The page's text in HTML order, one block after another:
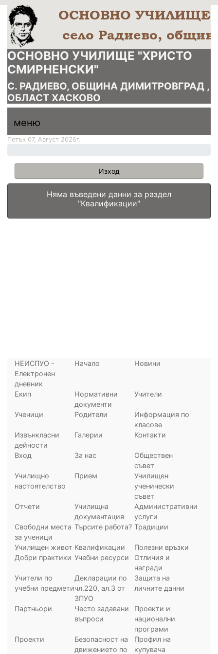
ОСНОВНО УЧИЛИЩЕ "ХРИСТО
СМИРНЕНСКИ"
С. РАДИЕВО, ОБЩИНА ДИМИТРОВГРАД ,
ОБЛАСТ ХАСКОВО
меню горно
меню
меню
Петък 07, Август 2026г.
Изход
Няма въведени данни за раздел
"Квалификации"
НЕИСПУО -
Електронен
дневник
Начало Новини
Екип
Нормативни
документи
Учители
Ученици Родители
Информация по
класове
Извънкласни
дейности
Галерии Контакти
Вход За нас
Обществен
съвет
Училищно
настоятелство
Прием
Училищен
ученически
съвет
Отчети
Училищна
документация
Административни
услуги
Свободни места
за ученици
Търсите работа? Традиции
Училищен живот Квалификации
Полезни връзки
Добри практики Учебни ресурси
Отличия и
награди
Учители по
учебни предмети
Декларации по
чл.220, ал.3 от
ЗПУО
Защита на
личните данни
Партньори
Често задавани
въпроси
Проекти и
национални
програми
Проекти
Безопасност на
движението по
Профил на
купувача